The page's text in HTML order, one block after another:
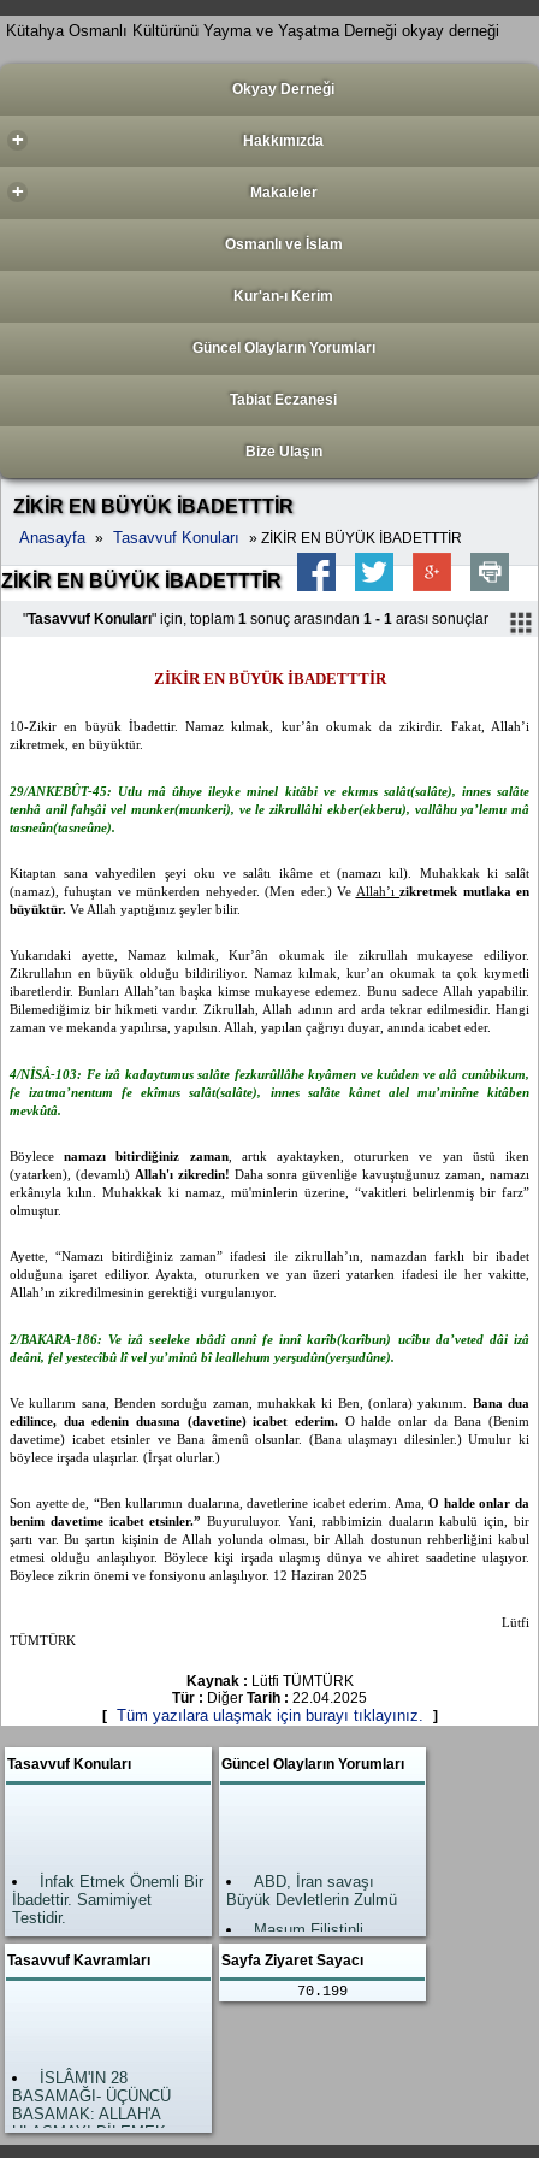
Kütahya Osmanlı Kültürünü Yayma ve Yaşatma Derneği okyay derneği
Okyay Derneği
+ Hakkımızda
+ Makaleler
Osmanlı ve İslam
Kur'an-ı Kerim
Güncel Olayların Yorumları
Tabiat Eczanesi
Bize Ulaşın
ZİKİR EN BÜYÜK İBADETTTİR
Anasayfa » Tasavvuf Konuları » ZİKİR EN BÜYÜK İBADETTTİR
ZİKİR EN BÜYÜK İBADETTTİR
"Tasavvuf Konuları" için, toplam 1 sonuç arasından 1 - 1 arası sonuçlar
ZİKİR EN BÜYÜK İBADETTTİR
10-Zikir en büyük İbadettir. Namaz kılmak, kur’ân okumak da zikirdir. Fakat, Allah’i
zikretmek, en büyüktür.
29/ANKEBÛT-45: Utlu mâ ûhıye ileyke minel kitâbi ve ekımıs salât(salâte), innes salâte
tenhâ anil fahşâi vel munker(munkeri), ve le zikrullâhi ekber(ekberu), vallâhu ya’lemu mâ
tasneûn(tasneûne).
Kitaptan sana vahyedilen şeyi oku ve salâtı ikâme et (namazı kıl). Muhakkak ki salât
(namaz), fuhuştan ve münkerden nehyeder. (Men eder.) Ve Allah’ızikretmek mutlaka en
büyüktür. Ve Allah yaptığınız şeyler bilir.
Yukarıdaki ayette, Namaz kılmak, Kur’ân okumak ile zikrullah mukayese ediliyor.
Zikrullahın en büyük olduğu bildiriliyor. Namaz kılmak, kur’an okumak ta çok kıymetli
ibaretlerdir. Bunları Allah’tan başka kimse mukayese edemez. Bunu sadece Allah yapabilir.
Bilemediğimiz bir hikmeti vardır. Zikrullah, Allah adının ard arda tekrar edilmesidir. Hangi
zaman ve mekanda yapılırsa, yapılsın. Allah, yapılan çağrıyı duyar, anında icabet eder.
4/NİSÂ-103: Fe izâ kadaytumus salâte fezkurûllâhe kıyâmen ve kuûden ve alâ cunûbikum,
fe izatma’nentum fe ekîmus salât(salâte), innes salâte kânet alel mu’minîne kitâben
mevkûtâ.
Böylecenamazı bitirdiğiniz zaman, artık ayaktayken, otururken ve yan üstü iken
(yatarken), (devamlı) Allah'ı zikredin! Daha sonra güvenliğe kavuştuğunuz zaman, namazı
erkânıyla kılın. Muhakkak ki namaz, mü'minlerin üzerine, “vakitleri belirlenmiş bir farz”
olmuştur.
Ayette, “Namazı bitirdiğiniz zaman” ifadesi ile zikrullah’ın, namazdan farklı bir ibadet
olduğuna işaret ediliyor. Ayakta, otururken ve yan üzeri yatarken ifadesi ile her vakitte,
Allah’ın zikredilmesinin gerektiği vurgulanıyor.
2/BAKARA-186: Ve izâ seeleke ıbâdî annî fe innî karîb(karîbun) ucîbu da’veted dâi izâ
deâni, fel yestecîbû lî vel yu’minû bî leallehum yerşudûn(yerşudûne).
Ve kullarım sana, Benden sorduğu zaman, muhakkak ki Ben, (onlara) yakınım. Bana dua
edilince, dua edenin duasına (davetine) icabet ederim. O halde onlar da Bana (Benim
davetime) icabet etsinler ve Bana âmenû olsunlar. (Bana ulaşmayı dilesinler.) Umulur ki
böylece irşada ulaşırlar. (İrşat olurlar.)
Son ayette de, “Ben kullarımın dualarına, davetlerine icabet ederim. Ama,O halde onlar da
benim davetime icabet etsinler.” Buyuruluyor. Yani, rabbimizin duaların kabulü için, bir
şartı var. Bu şartın kişinin de Allah yolunda olması, bir Allah dostunun rehberliğini kabul
etmesi olduğu anlaşılıyor. Böylece kişi irşada ulaşmış dünya ve ahiret saadetine ulaşıyor.
Böylece zikrin önemi ve fonsiyonu anlaşılıyor. 12 Haziran 2025
Lütfi
TÜMTÜRK
Kaynak : Lütfi TÜMTÜRK
Tür : Diğer Tarih : 22.04.2025
[ Tüm yazılara ulaşmak için burayı tıklayınız. ]
Tasavvuf Konuları
İnfak Etmek Önemli Bir
İbadettir. Samimiyet
Testidir.
Allah’ın Zikri, Zikrullah
En Büyük İbadettir.
ulaştıran çok önemli bir
işlevdir.
Teslim Dini İslam
Güncel Olayların Yorumları
ABD, İran savaşı
Büyük Devletlerin Zulmü
Masum Filistinli
kardeşlerimiz
Allah Yardımı geldi.
Zalimler neye uğradıkları
Tasavvuf Kavramları
İSLÂM'IN 28
BASAMAĞI- ÜÇÜNCÜ
BASAMAK: ALLAH'A
ULAŞMAYI DİLEMEK
Sayfa Ziyaret Sayacı
70.199